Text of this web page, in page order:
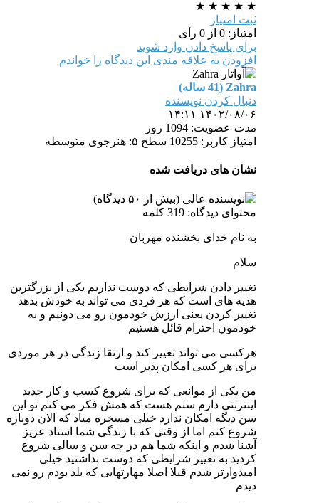
★
★
★
★
★
ثبت امتیاز
امتیاز: 0 از 0 رأی
برای پاسخ دادن وارد شوید
افزودن به علاقه مندی این دیدگاه را خواندم
Zahra (41 ساله)
دنبال کردن نویسنده
۱۴۰۲/۰۸/۰۶ ۱۴:۱۱
مدت عضویت: 1094 روز
امتیاز کاربر: 10255
سطح ۵: هنرجوی متوسطه
نشان های دریافت شده
محتوای دیدگاه: 319 کلمه
به نام خدای بخشنده مهربان
سلام
تغییر دادن شرایطی که دوست نداریم یکی از بزرگترین
هدیه های است که هر فردی می تواند به خودش بدهد
تغییر کردن یعنی ارزش خودمون رو می دونیم و به
خودمون احترام قائل هستیم
هرکسی می تواند تغییر کند و ارتقا زندگی در هر موردی
برای هر کسی امکان پذیر است
من یکی از موانعی که برای شروع کسب و کار جدید
اینترنتی دارم سنم هست که همش فکر می کنم تو این
سن دیگه امکان ندارد خیلی مسخره میاد که الان دوباره
شروع کنم اما از وقتی که با زندگی شما استاد عزیز
آشنا شدم و اینکه شما هم در چه سن و سالی شروع
کردید به تغییر شرایطی که دوست نداشتید خیلی
امیدوارتر شدم قبلا اصلا مهارتهایی که بلد بودم رو نمی
دیدم